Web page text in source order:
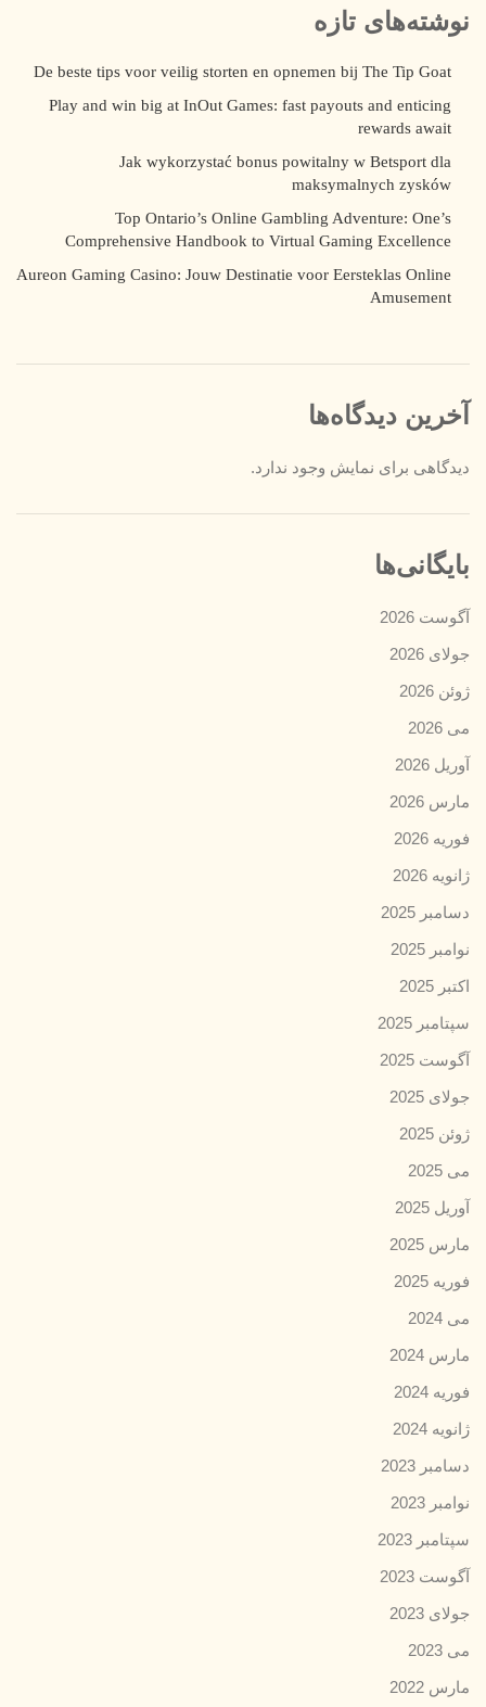
نوشته‌های تازه
De beste tips voor veilig storten en opnemen bij The Tip Goat
Play and win big at InOut Games: fast payouts and enticing
rewards await
Jak wykorzystać bonus powitalny w Betsport dla
maksymalnych zysków
Top Ontario’s Online Gambling Adventure: One’s
Comprehensive Handbook to Virtual Gaming Excellence
Aureon Gaming Casino: Jouw Destinatie voor Eersteklas Online
Amusement
آخرین دیدگاه‌ها
دیدگاهی برای نمایش وجود ندارد.
بایگانی‌ها
آگوست 2026
جولای 2026
ژوئن 2026
می 2026
آوریل 2026
مارس 2026
فوریه 2026
ژانویه 2026
دسامبر 2025
نوامبر 2025
اکتبر 2025
سپتامبر 2025
آگوست 2025
جولای 2025
ژوئن 2025
می 2025
آوریل 2025
مارس 2025
فوریه 2025
می 2024
مارس 2024
فوریه 2024
ژانویه 2024
دسامبر 2023
نوامبر 2023
سپتامبر 2023
آگوست 2023
جولای 2023
می 2023
مارس 2022